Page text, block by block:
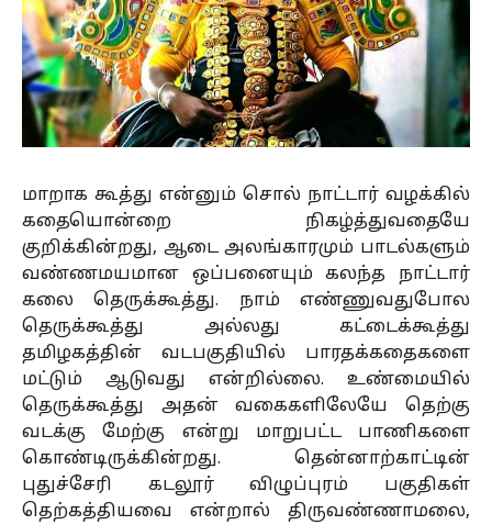
மாறாக கூத்து என்னும் சொல் நாட்டார் வழக்கில்
கதையொன்றை நிகழ்த்துவதையே
குறிக்கின்றது, ஆடை அலங்காரமும் பாடல்களும்
வண்ணமயமான ஒப்பனையும் கலந்த நாட்டார்
கலை தெருக்கூத்து. நாம் எண்ணுவதுபோல
தெருக்கூத்து அல்லது கட்டைக்கூத்து
தமிழகத்தின் வடபகுதியில் பாரதக்கதைகளை
மட்டும் ஆடுவது என்றில்லை. உண்மையில்
தெருக்கூத்து அதன் வகைகளிலேயே தெற்கு
வடக்கு மேற்கு என்று மாறுபட்ட பாணிகளை
கொண்டிருக்கின்றது. தென்னாற்காட்டின்
புதுச்சேரி கடலூர் விழுப்புரம் பகுதிகள்
தெற்கத்தியவை என்றால் திருவண்ணாமலை,